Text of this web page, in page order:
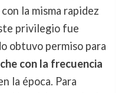
la misma rapidez
privilegio fue
obtuvo permiso para
con la frecuencia
la época. Para